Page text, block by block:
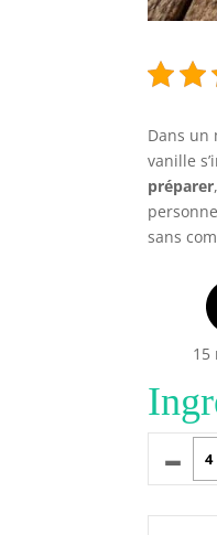
Dans un
vanille
préparer
sans
15
–